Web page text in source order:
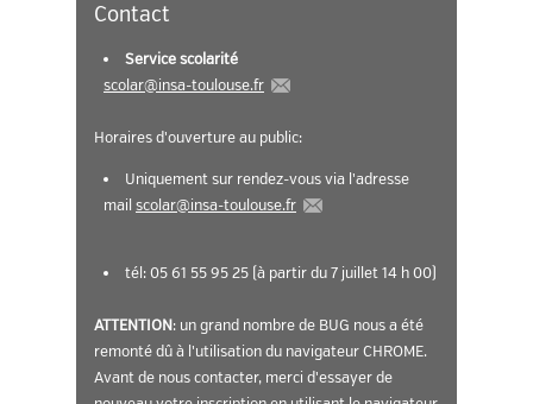
Contact
Service scolarité
scolar@insa-toulouse.fr
Horaires d'ouverture au public:
Uniquement sur rendez-vous via l'adresse
mail scolar@insa-toulouse.fr
tél: 05 61 55 95 25 (à partir du 7 juillet 14 h 00)
ATTENTION: un grand nombre de BUG nous a été
remonté dû à l'utilisation du navigateur CHROME.
Avant de nous contacter, merci d'essayer de